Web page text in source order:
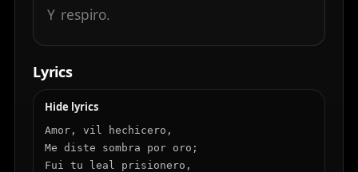
Y respiro.
Lyrics
Hide lyrics
Amor, vil hechicero,
Me diste sombra por oro;
Fui tu leal prisionero,